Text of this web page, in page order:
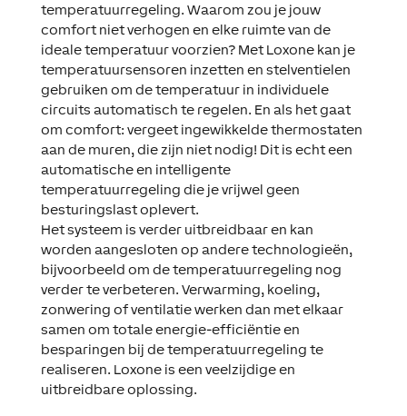
temperatuurregeling. Waarom zou je jouw
comfort niet verhogen en elke ruimte van de
ideale temperatuur voorzien? Met Loxone kan je
temperatuursensoren inzetten en stelventielen
gebruiken om de temperatuur in individuele
circuits automatisch te regelen. En als het gaat
om comfort: vergeet ingewikkelde thermostaten
aan de muren, die zijn niet nodig! Dit is echt een
automatische en intelligente
temperatuurregeling die je vrijwel geen
besturingslast oplevert.
Het systeem is verder uitbreidbaar en kan
worden aangesloten op andere technologieën,
bijvoorbeeld om de temperatuurregeling nog
verder te verbeteren. Verwarming, koeling,
zonwering of ventilatie werken dan met elkaar
samen om totale energie-efficiëntie en
besparingen bij de temperatuurregeling te
realiseren. Loxone is een veelzijdige en
uitbreidbare oplossing.